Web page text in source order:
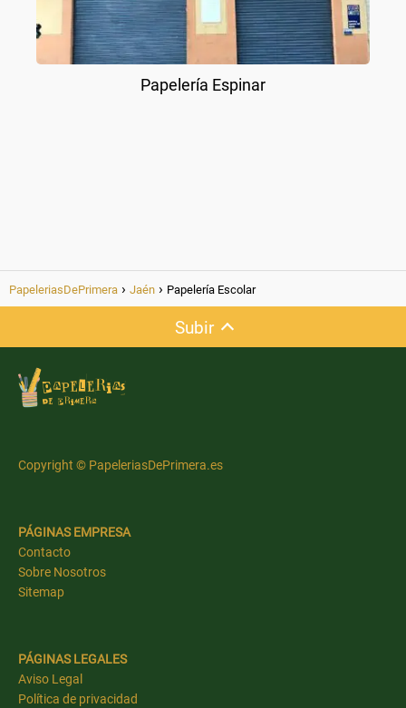
Papelería Espinar
PapeleriasDePrimera Jaén Papelería Escolar
Subir
Copyright © PapeleriasDePrimera.es
PÁGINAS EMPRESA
Contacto
Sobre Nosotros
Sitemap
PÁGINAS LEGALES
Aviso Legal
Política de privacidad